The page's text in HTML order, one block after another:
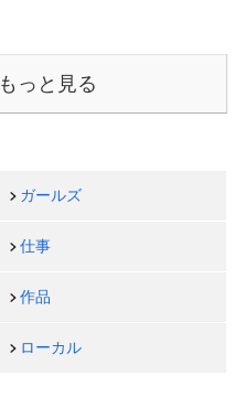
っと見る
ガールズ
仕事
作品
ローカル